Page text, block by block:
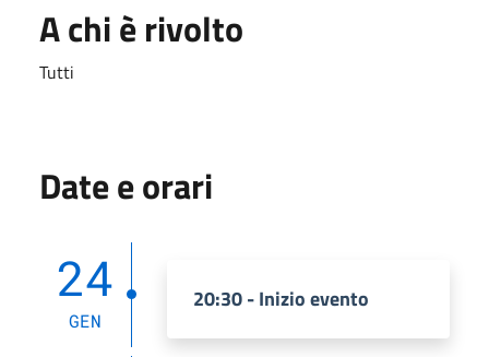
A chi è rivolto
Tutti
Date e orari
24
GEN
20:30 - Inizio evento